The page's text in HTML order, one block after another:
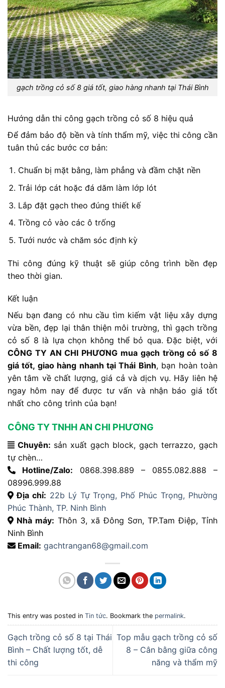
gạch trồng cỏ số 8 giá tốt, giao hàng nhanh tại Thái Bình
Hướng dẫn thi công gạch trồng cỏ số 8 hiệu quả
Để đảm bảo độ bền và tính thẩm mỹ, việc thi công cần
tuân thủ các bước cơ bản:
Chuẩn bị mặt bằng, làm phẳng và đầm chặt nền
Trải lớp cát hoặc đá dăm làm lớp lót
Lắp đặt gạch theo đúng thiết kế
Trồng cỏ vào các ô trống
Tưới nước và chăm sóc định kỳ
Thi công đúng kỹ thuật sẽ giúp công trình bền đẹp
theo thời gian.
Kết luận
Nếu bạn đang có nhu cầu tìm kiếm vật liệu xây dựng
vừa bền, đẹp lại thân thiện môi trường, thì gạch trồng
cỏ số 8 là lựa chọn không thể bỏ qua. Đặc biệt, với
CÔNG TY AN CHI PHƯƠNG mua gạch trồng cỏ số 8
giá tốt, giao hàng nhanh tại Thái Bình, bạn hoàn toàn
yên tâm về chất lượng, giá cả và dịch vụ. Hãy liên hệ
ngay hôm nay để được tư vấn và nhận báo giá tốt
nhất cho công trình của bạn!
CÔNG TY TNHH AN CHI PHƯƠNG
Chuyên: sản xuất gạch block, gạch terrazzo, gạch
tự chèn…
Hotline/Zalo: 0868.398.889 – 0855.082.888 –
08996.999.88
Địa chỉ: 22b Lý Tự Trọng, Phố Phúc Trọng, Phường
Phúc Thành, TP. Ninh Bình
Nhà máy: Thôn 3, xã Đông Sơn, TP.Tam Điệp, Tỉnh
Ninh Bình
Email: gachtrangan68@gmail.com
This entry was posted in Tin tức. Bookmark the permalink.
Gạch trồng cỏ số 8 tại Thái
Bình – Chất lượng tốt, dễ
thi công
Top mẫu gạch trồng cỏ số
8 – Cân bằng giữa công
năng và thẩm mỹ